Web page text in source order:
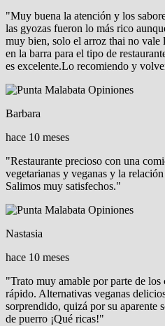
"Muy buena la atención y los
las gyozas fueron lo más rico
muy bien, solo el arroz thai no vale
en la barra para el tipo de
es excelente.Lo recomiendo y
Barbara
hace 10 meses
"Restaurante precioso con una
vegetarianas y veganas y la
Salimos muy satisfechos."
Nastasia
hace 10 meses
"Trato muy amable por parte de
rápido. Alternativas veganas
sorprendido, quizá por su aparente
de puerro ¡Qué ricas!"